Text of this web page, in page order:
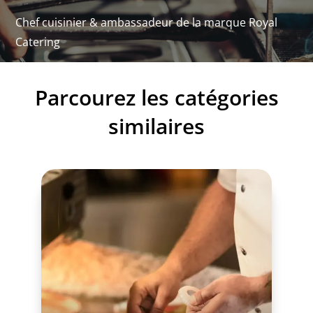
Téléchargement PDF
Chef cuisinier & ambassadeur de la marque Royal
Catering
Parcourez les catégories
similaires